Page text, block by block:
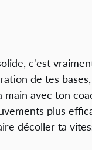
c'est
de tes
main avec ton
plus
décoller ta